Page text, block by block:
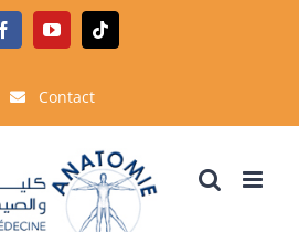
FacebookYouTubeTiktok
Contact